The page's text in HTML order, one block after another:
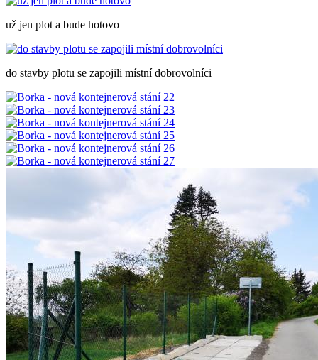
už jen plot a bude hotovo
do stavby plotu se zapojili místní dobrovolníci